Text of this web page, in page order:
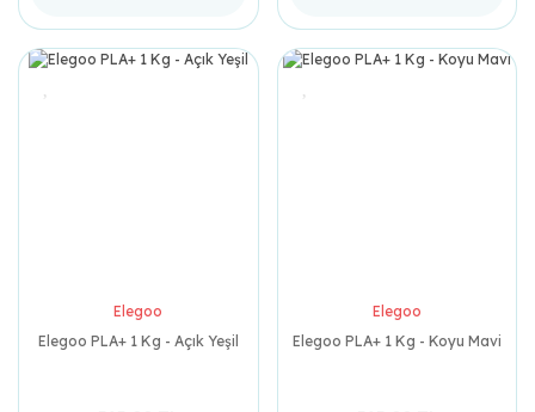
Elegoo
Elegoo PLA+ 1 Kg - Açık Yeşil
Elegoo
Elegoo PLA+ 1 Kg - Koyu Mavi